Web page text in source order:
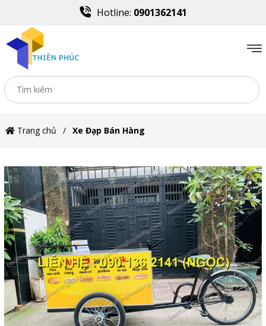
Hotline: 0901362141
Trang chủ Xe Đạp Bán Hàng